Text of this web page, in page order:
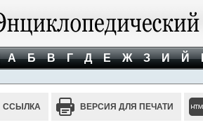
А Б В Г Д Е Ж З И Й
ССЫЛКА ВЕРСИЯ ДЛЯ ПЕЧАТИ